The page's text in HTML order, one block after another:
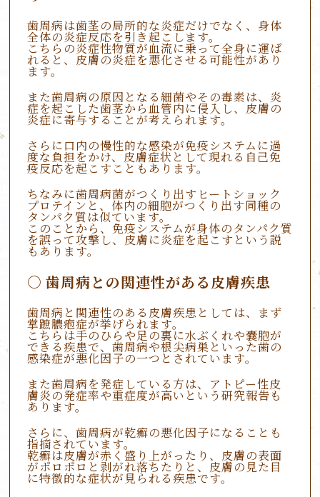
歯周病は歯茎の局所的な炎症だけでなく、身体
全体の炎症反応を引き起こします。
こちらの炎症性物質が血流に乗って全身に運ば
れると、皮膚の炎症を悪化させる可能性があり
ます。
また歯周病の原因となる細菌やその毒素は、炎
症を起こした歯茎から血管内に侵入し、皮膚の
炎症に寄与することが考えられます。
さらに口内の慢性的な感染が免疫システムに過
度な負担をかけ、皮膚症状として現れる自己免
疫反応を起こすこともあります。
ちなみに歯周病菌がつくり出すヒートショック
プロテインと、体内の細胞がつくり出す同種の
タンパク質は似ています。
このことから、免疫システムが身体のタンパク質
を誤って攻撃し、皮膚に炎症を起こすという説
もあります。
歯周病との関連性がある皮膚疾患
歯周病と関連性のある皮膚疾患としては、まず
掌蹠膿疱症が挙げられます。
こちらは手のひらや足の裏に水ぶくれや嚢胞が
できる疾患で、歯周病や根尖病巣といった歯の
感染症が悪化因子の一つとされています。
また歯周病を発症している方は、アトピー性皮
膚炎の発症率や重症度が高いという研究報告も
あります。
さらに、歯周病が乾癬の悪化因子になることも
指摘されています。
乾癬は皮膚が赤く盛り上がったり、皮膚の表面
がポロポロと剥がれ落ちたりと、皮膚の見た目
に特徴的な症状が見られる疾患です。